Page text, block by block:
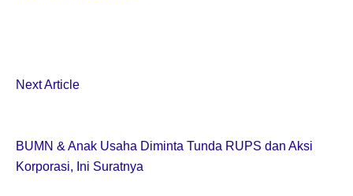
Next Article
BUMN & Anak Usaha Diminta Tunda RUPS dan Aksi
Korporasi, Ini Suratnya